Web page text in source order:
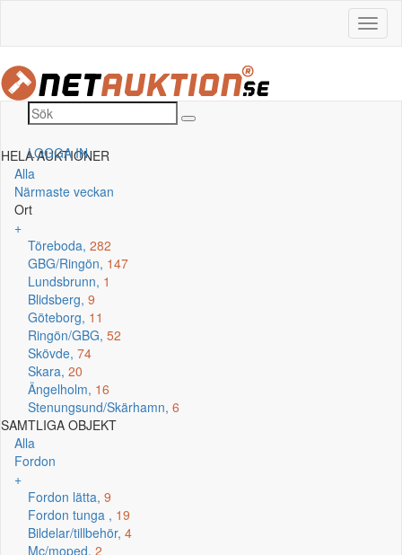
LOGGA IN
HELA AUKTIONER
Alla
Närmaste veckan
Ort
+
Töreboda, 282
GBG/Ringön, 147
Lundsbrunn, 1
Blidsberg, 9
Göteborg, 11
Ringön/GBG, 52
Skövde, 74
Skara, 20
Ängelholm, 16
Stenungsund/Skärhamn, 6
SAMTLIGA OBJEKT
Alla
Fordon
+
Fordon lätta, 9
Fordon tunga , 19
Bildelar/tillbehör, 4
Mc/moped, 2